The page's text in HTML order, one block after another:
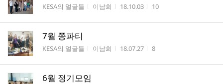
게시판명
KESA의 얼굴들 작성자
이남희 작성시간
18.10.03 조회수
10
7월 쫑파티
게시판명
KESA의 얼굴들 작성자
이남희 작성시간
18.07.27 조회수
8
6월 정기모임